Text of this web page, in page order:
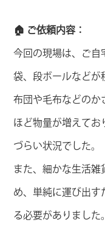
🏠 ご依頼内容：
今回の現場は、ご自
袋、段ボールなどが
布団や毛布などのか
ほど物量が増えてお
づらい状況でした。
また、細かな生活雑
め、単純に運び出す
る必要がありました